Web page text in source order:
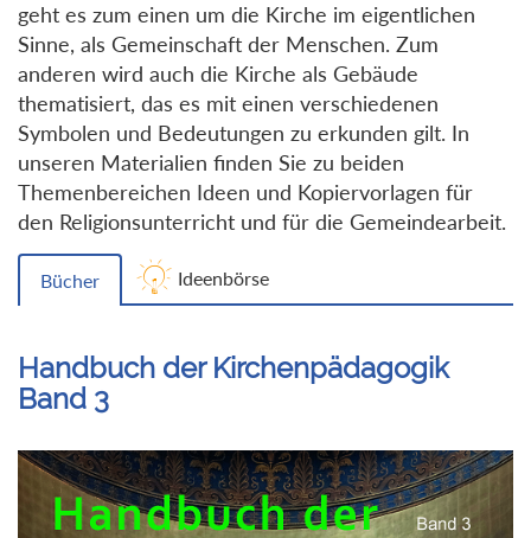
geht es zum einen um die Kirche im eigentlichen
Sinne, als Gemeinschaft der Menschen. Zum
anderen wird auch die Kirche als Gebäude
thematisiert, das es mit einen verschiedenen
Symbolen und Bedeutungen zu erkunden gilt. In
unseren Materialien finden Sie zu beiden
Themenbereichen Ideen und Kopiervorlagen für
den Religionsunterricht und für die Gemeindearbeit.
Bücher Ideenbörse
Handbuch der Kirchenpädagogik
Band 3